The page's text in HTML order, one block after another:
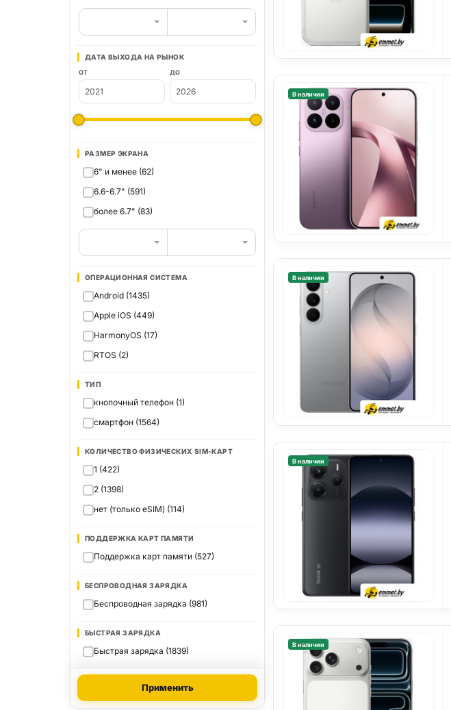
ДАТА ВЫХОДА НА РЫНОК
ОТ ДО
РАЗМЕР ЭКРАНА
6" и менее (62)
6.6-6.7" (591)
более 6.7" (83)
ОПЕРАЦИОННАЯ СИСТЕМА
Android (1435)
Apple iOS (449)
HarmonyOS (17)
RTOS (2)
ТИП
кнопочный телефон (1)
смартфон (1564)
КОЛИЧЕСТВО ФИЗИЧЕСКИХ SIM-КАРТ
1 (422)
2 (1398)
нет (только eSIM) (114)
ПОДДЕРЖКА КАРТ ПАМЯТИ
Поддержка карт памяти (527)
БЕСПРОВОДНАЯ ЗАРЯДКА
Беспроводная зарядка (981)
БЫСТРАЯ ЗАРЯДКА
Быстрая зарядка (1839)
Применить
В наличии
В наличии
В наличии
В наличии